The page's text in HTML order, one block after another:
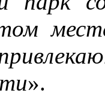
».